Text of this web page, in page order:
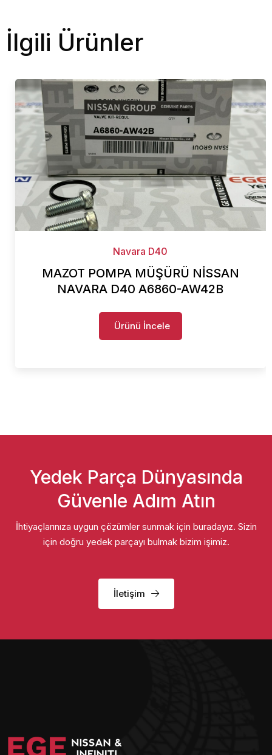
İlgili Ürünler
Navara D40
MAZOT POMPA MÜŞÜRÜ NİSSAN
NAVARA D40 A6860-AW42B
Ürünü İncele
Yedek Parça Dünyasında
Güvenle Adım Atın
İhtiyaçlarınıza uygun çözümler sunmak için buradayız. Sizin
için doğru yedek parçayı bulmak bizim işimiz.
İletişim